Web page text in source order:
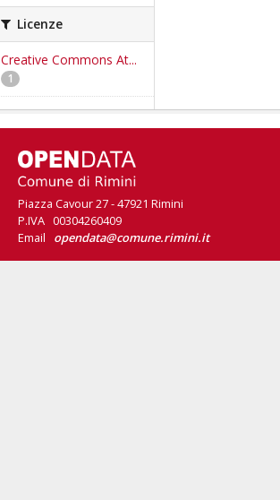
Licenze
Creative Commons At...
1
Piazza Cavour 27 - 47921 Rimini
P.IVA 00304260409
Email opendata@comune.rimini.it